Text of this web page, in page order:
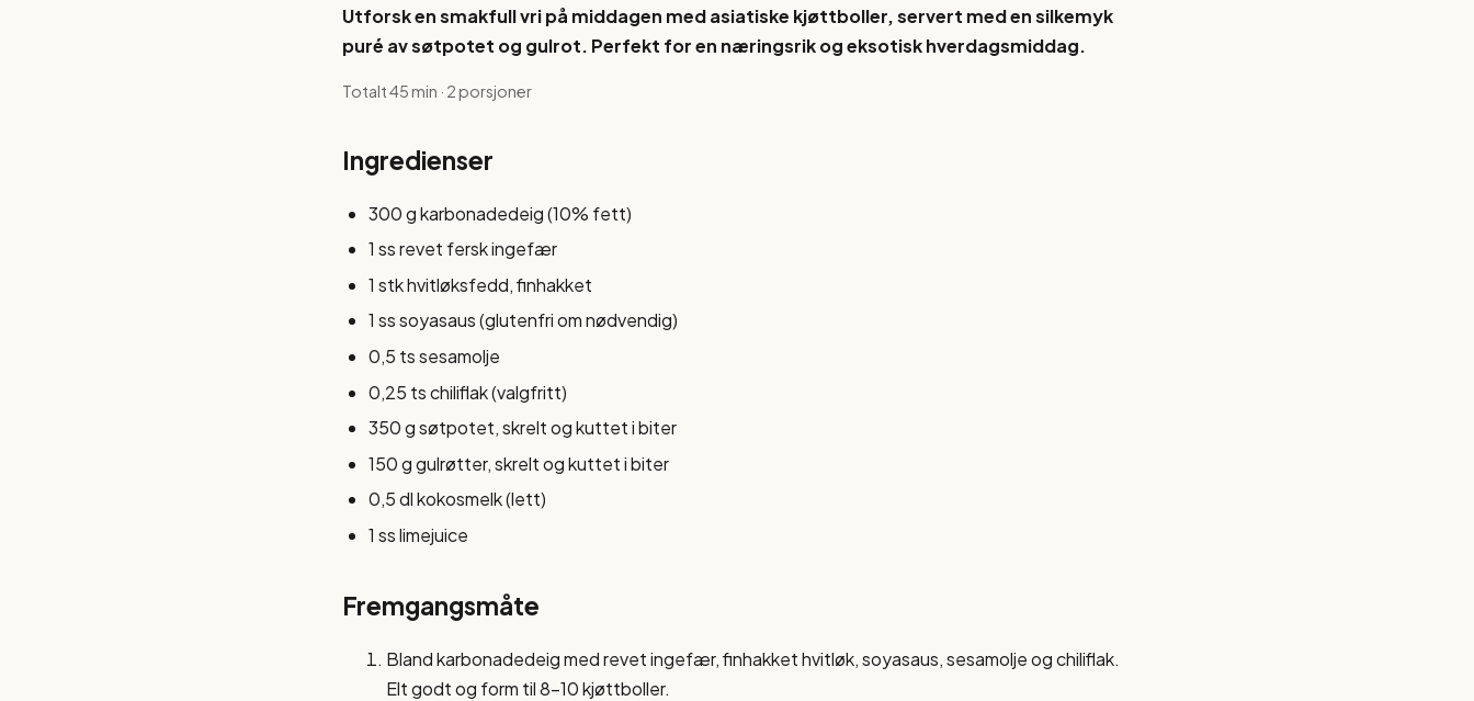
Utforsk en smakfull vri på middagen med asiatiske kjøttboller, servert med en silkemyk
puré av søtpotet og gulrot. Perfekt for en næringsrik og eksotisk hverdagsmiddag.
Totalt 45 min · 2 porsjoner
Ingredienser
300 g karbonadedeig (10% fett)
1 ss revet fersk ingefær
1 stk hvitløksfedd, finhakket
1 ss soyasaus (glutenfri om nødvendig)
0,5 ts sesamolje
0,25 ts chiliflak (valgfritt)
350 g søtpotet, skrelt og kuttet i biter
150 g gulrøtter, skrelt og kuttet i biter
0,5 dl kokosmelk (lett)
1 ss limejuice
Fremgangsmåte
Bland karbonadedeig med revet ingefær, finhakket hvitløk, soyasaus, sesamolje og chiliflak.
Elt godt og form til 8-10 kjøttboller.